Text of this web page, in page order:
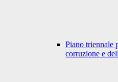
Piano triennale
corruzione e